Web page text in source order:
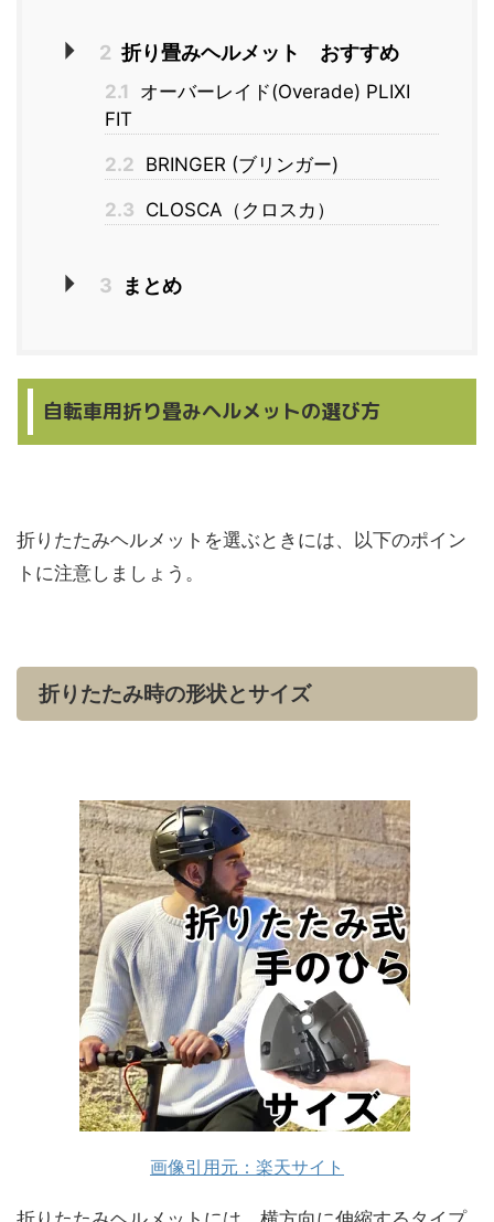
2 折り畳みヘルメット おすすめ
2.1
オーバーレイド(Overade) PLIXI
FIT
2.2 BRINGER (ブリンガー)
2.3 CLOSCA（クロスカ）
3 まとめ
自転車用折り畳みヘルメットの選び方
折りたたみヘルメットを選ぶときには、以下のポイン
トに注意しましょう。
折りたたみ時の形状とサイズ
画像引用元：楽天サイト